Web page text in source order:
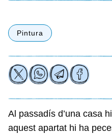
Pintura
Al passadís d’una casa
aquest apartat hi ha